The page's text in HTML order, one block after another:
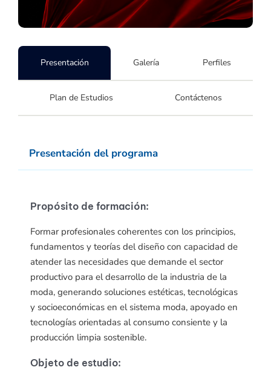
Presentación Galería Perfiles
Plan de Estudios Contáctenos
Presentación del programa
Propósito de formación:
Formar profesionales coherentes con los principios,
fundamentos y teorías del diseño con capacidad de
atender las necesidades que demande el sector
productivo para el desarrollo de la industria de la
moda, generando soluciones estéticas, tecnológicas
y socioeconómicas en el sistema moda, apoyado en
tecnologías orientadas al consumo consiente y la
producción limpia sostenible.
Objeto de estudio: